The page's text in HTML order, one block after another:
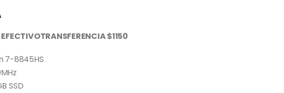
$1150
7-8845HS
SSD